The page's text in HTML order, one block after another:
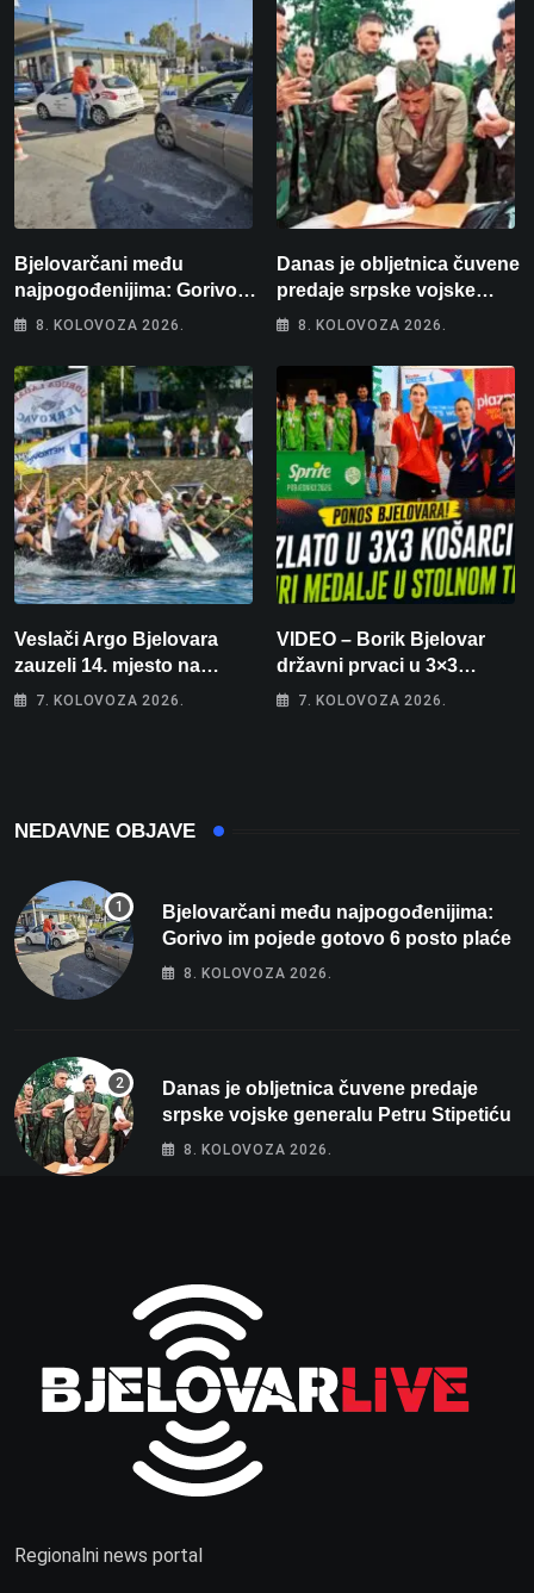
Bjelovarčani među
najpogođenijima: Gorivo
im pojede gotovo 6 posto
8. KOLOVOZA 2026.
Danas je obljetnica čuvene
predaje srpske vojske
generalu Petru Stipetiću
8. KOLOVOZA 2026.
Veslači Argo Bjelovara
zauzeli 14. mjesto na
brzincu
7. KOLOVOZA 2026.
VIDEO – Borik Bjelovar
državni prvaci u 3×3
košarci, Klara Končar je
7. KOLOVOZA 2026.
NEDAVNE OBJAVE
Bjelovarčani među najpogođenijima:
Gorivo im pojede gotovo 6 posto plaće
8. KOLOVOZA 2026.
Danas je obljetnica čuvene predaje
srpske vojske generalu Petru Stipetiću
8. KOLOVOZA 2026.
Regionalni news portal